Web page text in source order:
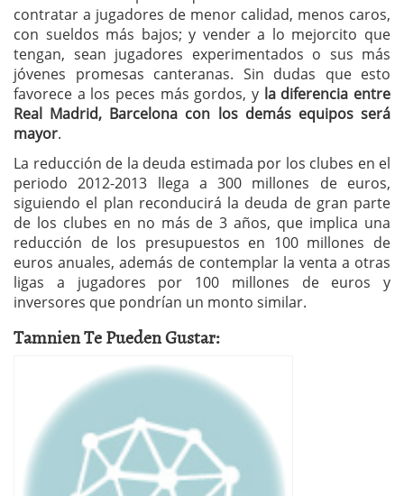
contratar a jugadores de menor calidad, menos caros,
con sueldos más bajos; y vender a lo mejorcito que
tengan, sean jugadores experimentados o sus más
jóvenes promesas canteranas. Sin dudas que esto
favorece a los peces más gordos, y la diferencia entre
Real Madrid, Barcelona con los demás equipos será
mayor.
La reducción de la deuda estimada por los clubes en el
periodo 2012-2013 llega a 300 millones de euros,
siguiendo el plan reconducirá la deuda de gran parte
de los clubes en no más de 3 años, que implica una
reducción de los presupuestos en 100 millones de
euros anuales, además de contemplar la venta a otras
ligas a jugadores por 100 millones de euros y
inversores que pondrían un monto similar.
Tamnien Te Pueden Gustar: